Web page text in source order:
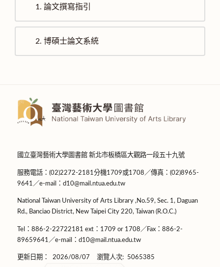
1. 論文撰寫指引
2. 博碩士論文系統
國立臺灣藝術大學圖書館 新北市板橋區大觀路一段五十九號
服務電話：(02)2272-2181分機1709或1708／傳真：(02)8965-
9641／e-mail：d10@mail.ntua.edu.tw
National Taiwan University of Arts Library ,No.59, Sec. 1, Daguan
Rd., Banciao District, New Taipei City 220, Taiwan (R.O.C.)
Tel：886-2-22722181 ext：1709 or 1708／Fax：886-2-
89659641／e-mail：d10@mail.ntua.edu.tw
更新日期： 2026/08/07 瀏覽人次: 5065385